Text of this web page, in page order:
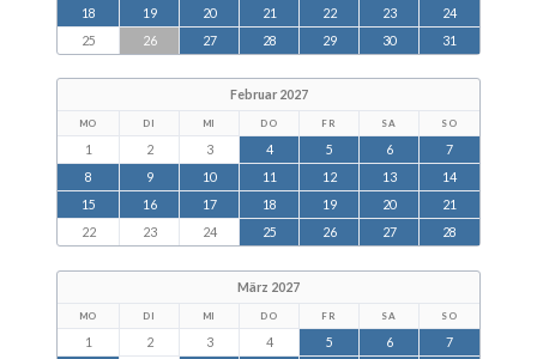
18 19 20 21 22 23
24
25
26 27 28 29 30 31
Februar 2027
MO DI MI DO FR SA SO
1 2 3 4 5 6
7
8
9 10 11 12 13
14
15
16 17 18 19 20
21
22
23 24 25 26 27 28
März 2027
MO DI MI DO FR SA SO
1 2 3 4 5 6
7